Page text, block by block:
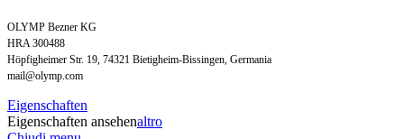
OLYMP Bezner KG
HRA 300488
Höpfigheimer Str. 19, 74321 Bietigheim-Bissingen, Germania
mail@olymp.com
Eigenschaften
Eigenschaften ansehenaltro